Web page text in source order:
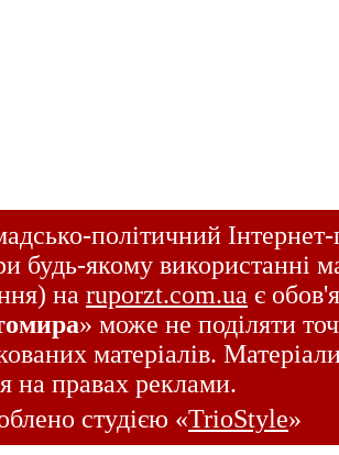
політичний
будь-якому використанні
на ruporzt.com.ua є
» може не поділяти
матеріалів.
на правах реклами.
студією «TrioStyle»